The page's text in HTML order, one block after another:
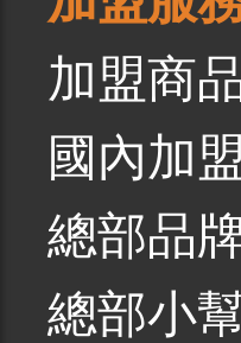
加盟商
國內加
總部品
總部小